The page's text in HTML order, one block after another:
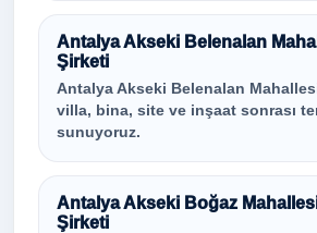
Antalya Akseki Belenalan
Şirketi
Antalya Akseki Belenalan
villa, bina, site ve inşaat sonrası
sunuyoruz.
Antalya Akseki Boğaz
Şirketi